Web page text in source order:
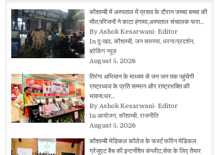
कौशाम्बी में अस्पताल में प्रसव के दौरान जच्चा बच्चा की
मौत,परिजनों ने काटा हंगामा,अस्पताल संचालक फरा…
By Ashok Kesarwani- Editor
In दुःखद, कौशाम्बी, जन समस्या, धरना/प्रदर्शन,
ब्रेकिंग न्यूज़
August 5, 2026
तिरंगा अभियान के माध्यम से जन जन तक पहुंचेगी
राष्ट्रध्वज के प्रति सम्मान और राष्ट्रभक्ति की
भावना:धर…
By Ashok Kesarwani- Editor
In आयोजन, कौशाम्बी, राजनीति
August 5, 2026
कौशाम्बी मेडिकल कॉलेज के फर्स्ट फॉरेन मेडिकल
ग्रेजुएट बैच की इन्टर्नशिप कंप्लीट,सेवा के लिए तैयार